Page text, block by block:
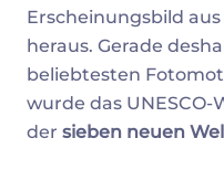
Erscheinungsbild
heraus. Gerade
beliebtesten
wurde das
der sieben neuen